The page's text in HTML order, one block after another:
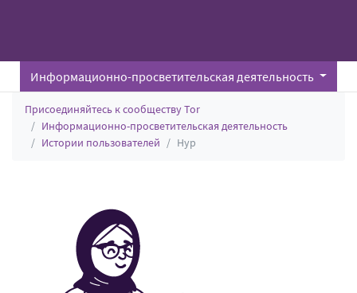
Информационно-просветительская деятельность
Присоединяйтесь к сообществу Tor
Информационно-просветительская деятельность
Истории пользователей
Нур